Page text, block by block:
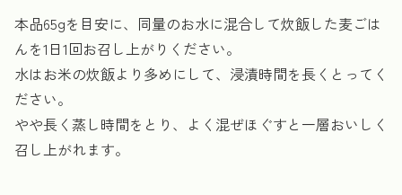
本品65gを目安に、同量のお水に混合して炊飯した麦ごは
んを1日1回お召し上がりください。
水はお米の炊飯より多めにして、浸漬時間を長くとってく
ださい。
やや長く蒸し時間をとり、よく混ぜほぐすと一層おいしく
召し上がれます。